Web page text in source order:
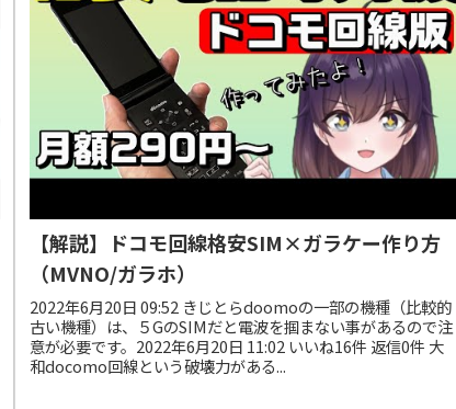
【解説】ドコモ回線格安SIM×ガラケー作り方
（MVNO/ガラホ）
2022年6月20日 09:52 きじとらdoomoの一部の機種（比較的
古い機種）は、５GのSIMだと電波を掴まない事があるので注
意が必要です。2022年6月20日 11:02 いいね16件 返信0件 大
和docomo回線という破壊力がある...